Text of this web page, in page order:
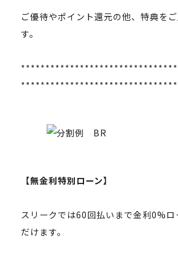
ご優待やポイント還元の他、特典を
す。
【無金利特別ローン】
スリークでは60回払いまで金利0%ロ
だけます。